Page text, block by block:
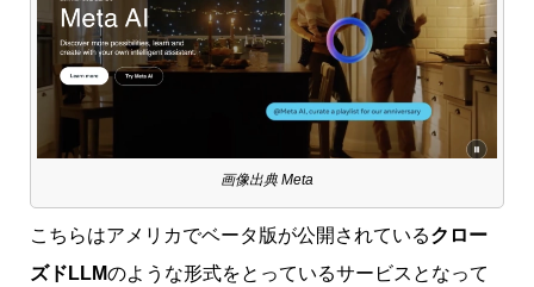
画像出典 Meta
こちらはアメリカでベータ版が公開されているクロー
ズドLLMのような形式をとっているサービスとなって